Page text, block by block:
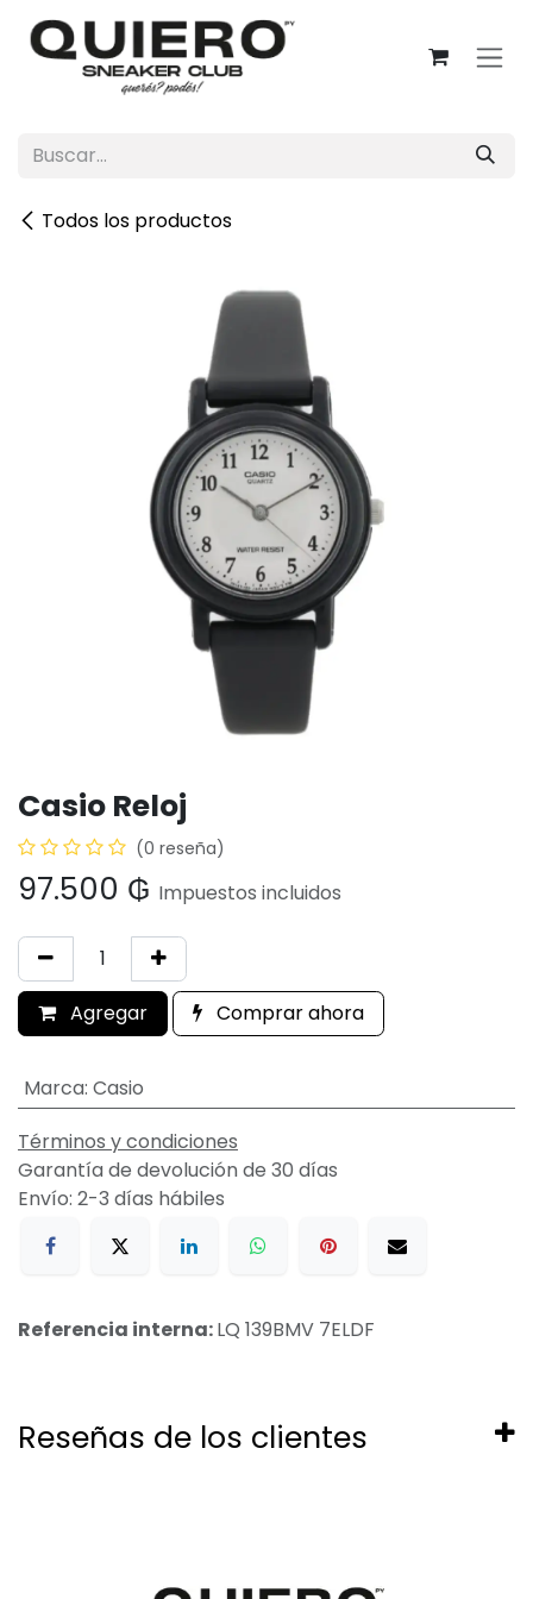
Ir al contenido
Todos los productos
Casio Reloj
(0 reseña)
97.500 ₲ Impuestos incluidos
Agregar Comprar ahora
Marca: Casio
Términos y condiciones
Garantía de devolución de 30 días
Envío: 2-3 días hábiles
Referencia interna:LQ 139BMV 7ELDF
Reseñas de los clientes